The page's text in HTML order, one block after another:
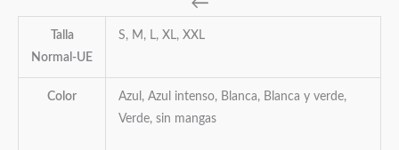
Talla
Normal-UE
S, M, L, XL, XXL
Color
Azul, Azul intenso, Blanca, Blanca y verde,
Verde, sin mangas